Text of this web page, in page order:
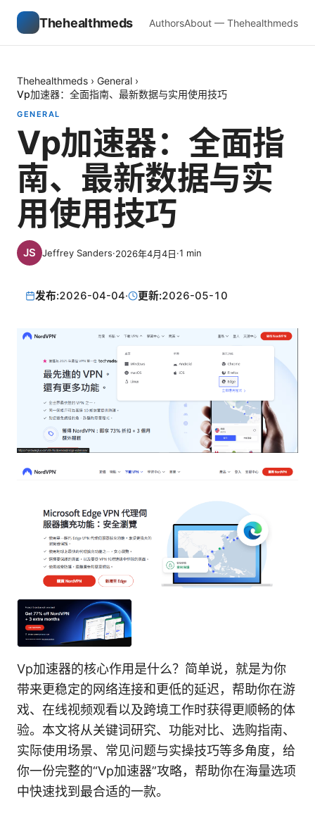
Thehealthmeds AuthorsAbout — Thehealthmeds
Thehealthmeds › General ›
Vp加速器：全面指南、最新数据与实用使用技巧
GENERAL
Vp加速器：全面指
南、最新数据与实
用使用技巧
Jeffrey Sanders·2026年4月4日·1 min
发布:2026-04-04· 更新:2026-05-10
Vp加速器的核心作用是什么？简单说，就是为你
带来更稳定的网络连接和更低的延迟，帮助你在游
戏、在线视频观看以及跨境工作时获得更顺畅的体
验。本文将从关键词研究、功能对比、选购指南、
实际使用场景、常见问题与实操技巧等多角度，给
你一份完整的“Vp加速器”攻略，帮助你在海量选项
中快速找到最合适的一款。